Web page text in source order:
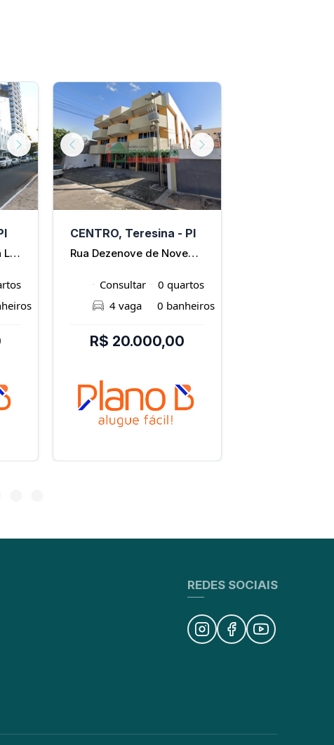
Next
Avenida Senador Area Leão
Previous Next
CENTRO, Teresina - PI
Rua Dezenove de Novembro
Consultar
0 quartos
4 vaga
0 banheiros
R$ 20.000,00
REDES SOCIAIS